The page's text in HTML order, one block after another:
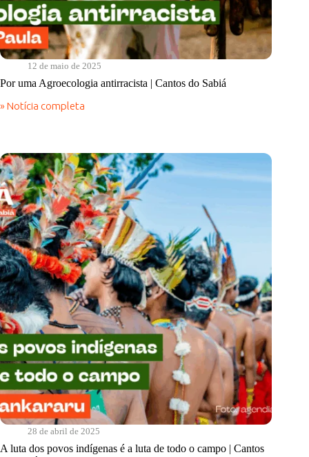
12 de maio de 2025
Por uma Agroecologia antirracista | Cantos do Sabiá
» Notícia completa
Por
|
Cantos
do
Sabiá
28 de abril de 2025
A luta dos povos indígenas é a luta de todo o campo | Cantos